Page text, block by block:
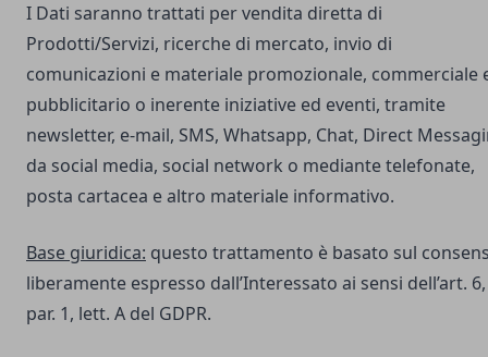
I Dati saranno trattati per vendita diretta di
Prodotti/Servizi, ricerche di mercato, invio di
comunicazioni e materiale promozionale, commerciale
pubblicitario o inerente iniziative ed eventi, tramite
newsletter, e-mail, SMS, Whatsapp, Chat, Direct
da social media, social network o mediante telefonate,
posta cartacea e altro materiale informativo.
Base giuridica: questo trattamento è basato sul
liberamente espresso dall’Interessato ai sensi dell’art. 6,
par. 1, lett. A del GDPR.